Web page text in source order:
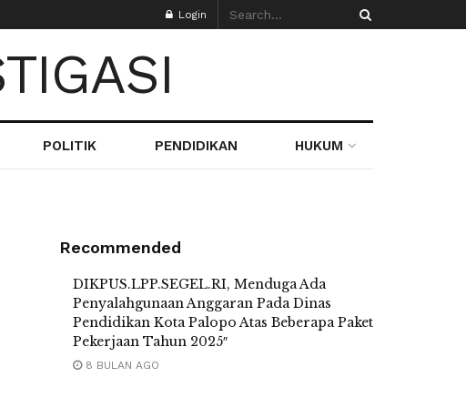
Login
POLITIK PENDIDIKAN HUKUM
Recommended
DIKPUS.LPP.SEGEL.RI, Menduga Ada
Penyalahgunaan Anggaran Pada Dinas
Pendidikan Kota Palopo Atas Beberapa Paket
Pekerjaan Tahun 2025″
8 BULAN AGO